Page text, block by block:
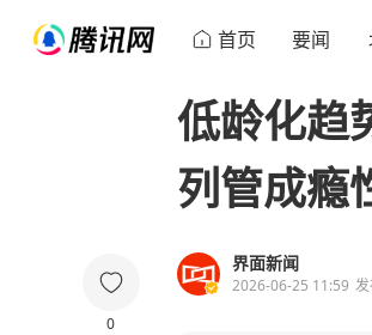
首页 要闻
0
低龄化趋
列管成瘾
界面新闻
2026-06-25 11:59